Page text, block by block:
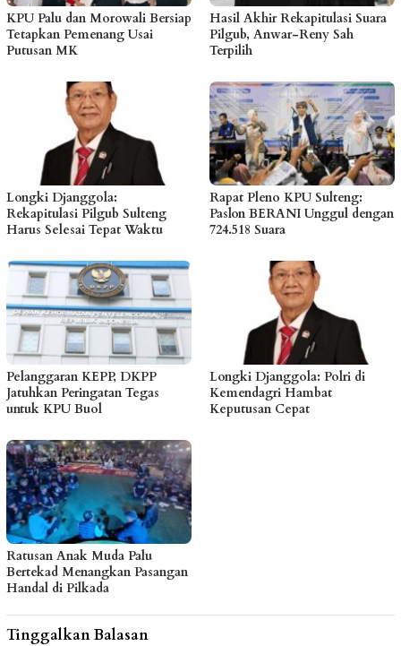
KPU Palu dan Morowali Bersiap
Tetapkan Pemenang Usai
Putusan MK
Hasil Akhir Rekapitulasi Suara
Pilgub, Anwar-Reny Sah
Terpilih
Longki Djanggola:
Rekapitulasi Pilgub Sulteng
Harus Selesai Tepat Waktu
Rapat Pleno KPU Sulteng:
Paslon BERANI Unggul dengan
724.518 Suara
Pelanggaran KEPP, DKPP
Jatuhkan Peringatan Tegas
untuk KPU Buol
Longki Djanggola: Polri di
Kemendagri Hambat
Keputusan Cepat
Ratusan Anak Muda Palu
Bertekad Menangkan Pasangan
Handal di Pilkada
Tinggalkan Balasan